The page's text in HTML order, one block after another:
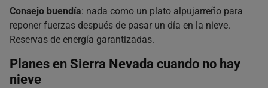
Consejo buendía: nada como un plato alpujarreño para
reponer fuerzas después de pasar un día en la nieve.
Reservas de energía garantizadas.
Planes en Sierra Nevada cuando no hay
nieve